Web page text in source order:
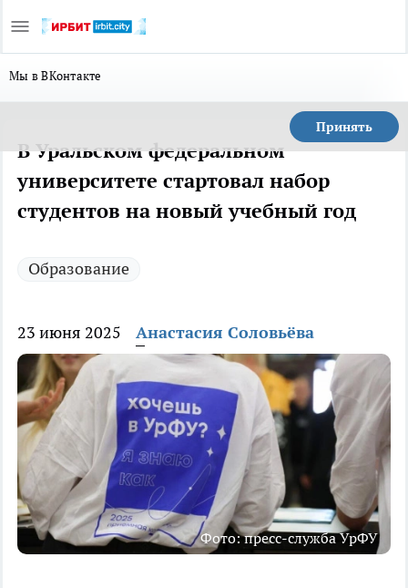
Мы в ВКонтакте
Принять
В Уральском федеральном
университете стартовал набор
студентов на новый учебный год
Образование
23 июня 2025 Анастасия Соловьёва
Фото: пресс-служба УрФУ